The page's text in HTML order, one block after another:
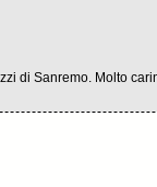
di Sanremo. Molto